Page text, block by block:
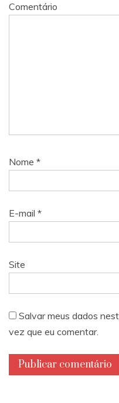
Comentário
Nome *
E-mail *
Site
Salvar meus dados
vez que eu comentar.